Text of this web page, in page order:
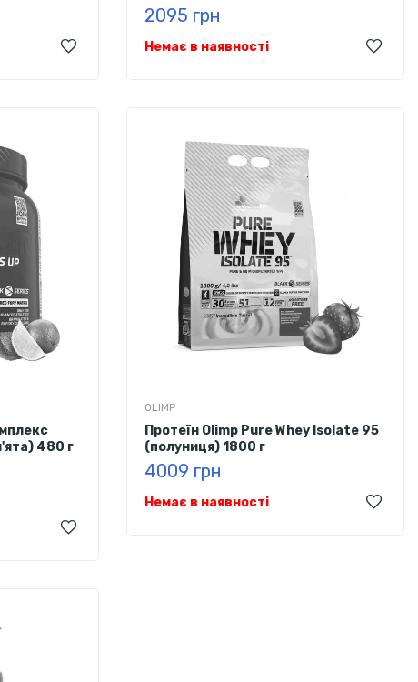
2095 грн
Немає в наявності
480 г
OLIMP
Протеїн Olimp Pure Whey Isolate 95
(полуниця) 1800 г
4009 грн
Немає в наявності